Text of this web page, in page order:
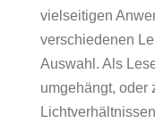
vielseitigen
verschiedenen
Auswahl. Als
umgehängt, oder